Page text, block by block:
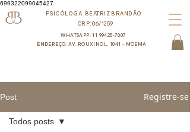
699322099045427
PSICÓLOGA BEATRIZ BRANDÃO
CRP:06/1259
ENDEREÇO: AV. ROUXINOL, 1041 - MOEMA
WHATSAPP: 11 99425-7007
Post Registre-se
Todos posts